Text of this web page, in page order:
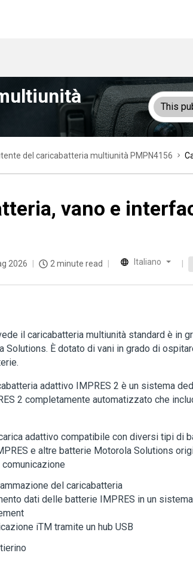
This
del caricabatteria multiunità PMPN4156
vano e
2026 2 minute read Italiano
il caricabatteria multiunità standard è in
Solutions. È dotato di vani in grado di
adattivo IMPRES 2 è un sistema
2 completamente automatizzato che
adattivo compatibile con diversi tipi di
e altre batterie Motorola Solutions
del caricabatteria
dati delle batterie IMPRES in un
iTM tramite un hub USB